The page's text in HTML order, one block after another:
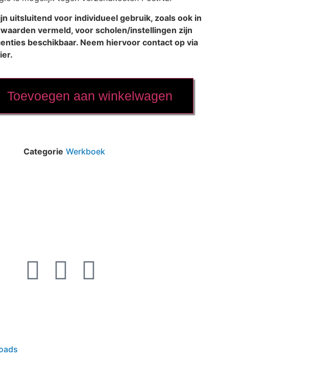
uitsluitend voor individueel gebruik, zoals ook in
vermeld, voor scholen/instellingen zijn
beschikbaar. Neem hiervoor contact op via
Toevoegen aan winkelwagen
Categorie Werkboek